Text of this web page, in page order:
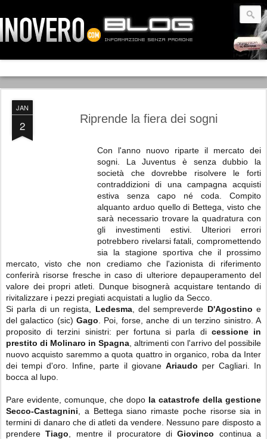
JAN
2 Riprende la fiera dei sogni
Con l'anno nuovo riparte il mercato dei
sogni. La Juventus è senza dubbio la
società che dovrebbe risolvere le forti
contraddizioni di una campagna acquisti
estiva senza capo né coda. Compito
alquanto arduo quello di Bettega, visto che
sarà necessario trovare la quadratura con
gli investimenti estivi. Ulteriori errori
potrebbero rivelarsi fatali, compromettendo
sia la stagione sportiva che il prossimo
mercato, visto che non crediamo che l'azionista di riferimento
conferirà risorse fresche in caso di ulteriore depauperamento del
valore dei propri atleti. Dunque bisognerà acquistare tentando di
rivitalizzare i pezzi pregiati acquistati a luglio da Secco.
Si parla di un regista, Ledesma, del sempreverde D'Agostino e
del galactico (sic)Gago . Poi, forse, anche di un terzino sinistro. A
proposito di terzini sinistri: per fortuna si parla di cessione in
prestito di Molinaro in Spagna , altrimenti con l'arrivo del possibile
nuovo acquisto saremmo a quota quattro in organico, roba da Inter
dei tempi d'oro. Infine, parte il giovane Ariaudo per Cagliari. In
bocca al lupo.
Pare evidente, comunque, che dopo la catastrofe della gestione
Secco-Castagnini , a Bettega siano rimaste poche risorse sia in
termini di danaro che di atleti da vendere. Nessuno pare disposto a
prendereTiago , mentre il procuratore diGiovinco continua a